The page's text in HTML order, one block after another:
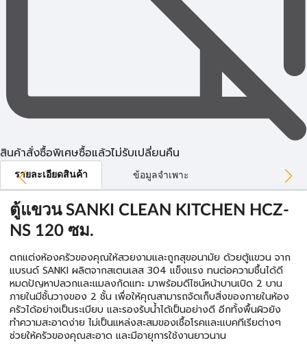
สินค้าสั่งซื้อพิเศษซื้อแล้วไม่รับเปลี่ยนคืน
รายละเอียดสินค้า ข้อมูลจำเพาะ
ตู้แขวน SANKI CLEAN KITCHEN HCZ-
NS 120 ซม.
ตกแต่งห้องครัวของคุณให้สวยงามและถูกสุขอนามัย ด้วยตู้แขวน จาก
แบรนด์ SANKI ผลิตจากสเตนเลส 304 แข็งแรง ทนต่อความชื้นได้ดี
หมดปัญหาปลวกและแมลงกัดแทะ มาพร้อมดีไซน์หน้าบานเปิด 2 บาน
ภายในมีชั้นวางของ 2 ชั้น เพื่อให้คุณสามารถจัดเก็บสิ่งของภายในห้อง
ครัวได้อย่างเป็นระเบียบ และรองรับน้ำได้เป็นอย่างดี อีกทั้งพื้นผิวยัง
ทำความสะอาดง่าย ไม่เป็นแหล่งสะสมของเชื้อโรคและแบคทีเรียต่างๆ
ช่วยให้ครัวของคุณสะอาด และมีอายุการใช้งานยาวนาน